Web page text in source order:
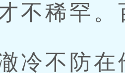
稀罕。
不防在